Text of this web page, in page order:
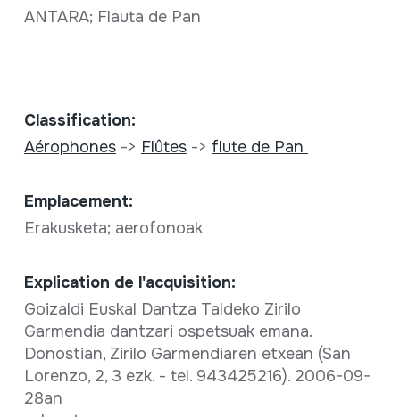
ANTARA; Flauta de Pan
Classification:
Aérophones-> Flûtes-> flute de Pan
Emplacement:
Erakusketa; aerofonoak
Explication de l'acquisition:
Goizaldi Euskal Dantza Taldeko Zirilo
Garmendia dantzari ospetsuak emana.
Donostian, Zirilo Garmendiaren etxean (San
Lorenzo, 2, 3 ezk. - tel. 943425216). 2006-09-
28an